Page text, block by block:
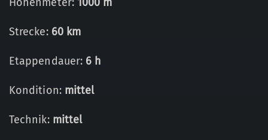
Strecke: 60 km
Etappendauer: 6 h
Kondition: mittel
Technik: mittel